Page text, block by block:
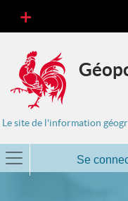
Le site de l'information
Se